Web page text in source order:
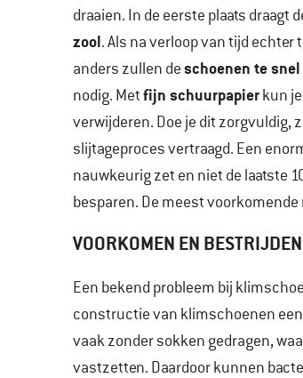
draaien. In de eerste plaats
zool. Als na verloop van tijd
anders zullen deschoenen te
nodig. Metfijn schuurpapierkun
verwijderen. Doe je dit zorgvuldig,
slijtageproces vertraagd. Een
nauwkeurig zet en niet de laatste
besparen. De meest
VOORKOMEN EN
Een bekend probleem bij
constructie van klimschoenen
vaak zonder sokken gedragen,
vastzetten. Daardoor kunnen